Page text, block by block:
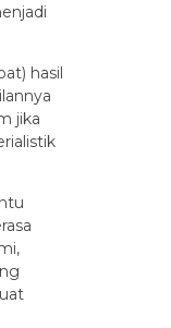
hasil
jika